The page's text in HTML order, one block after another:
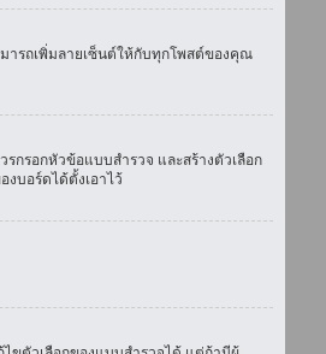
ารถเพิ่มลายเซ็นต์ให้กับทุกโพสต์ของคุณ
รอกหัวข้อแบบสำรวจ และสร้างตัวเลือก
บอร์ดได้ตั้งเอาไว้